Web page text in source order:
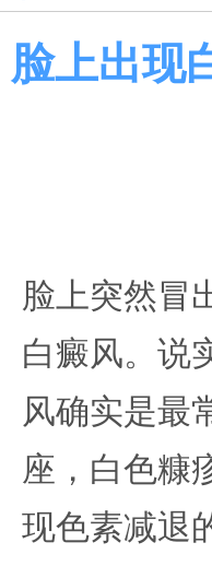
脸上出现
脸上突然冒
白癜风。说
风确实是最
座，白色糠
现色素减退